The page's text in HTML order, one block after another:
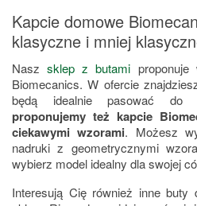
Kapcie domowe
klasyczne i mniej
Naszsklep z butami
Biomecanics. W ofercie
będą idealnie pasować do
proponujemy też kapcie
ciekawymi wzorami. Możesz
nadruki z geometrycznymi
wybierz model idealny dla swojej
Interesują Cię również inne buty